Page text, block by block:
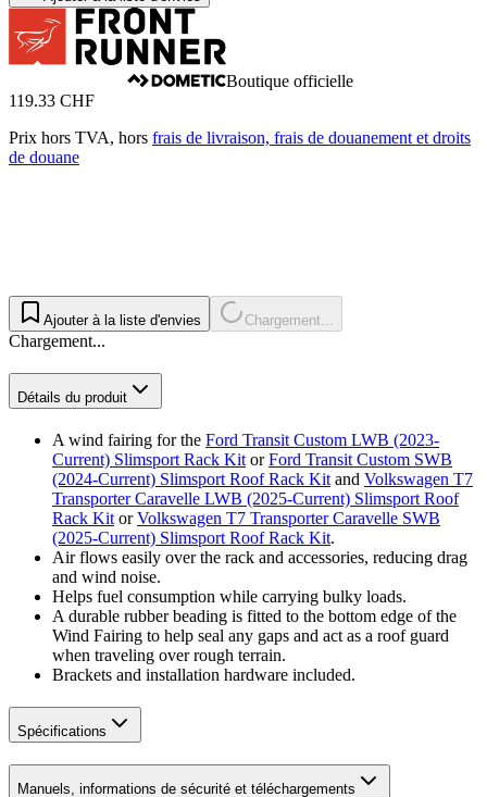
Boutique officielle
119.33 CHF
Prix hors TVA, hors frais de livraison, frais de douanement et droits
de douane
Ajouter à la liste d'envies Chargement...
Chargement...
Détails du produit
A wind fairing for the Ford Transit Custom LWB (2023-
Current) Slimsport Rack Kit orFord Transit Custom SWB
(2024-Current) Slimsport Roof Rack Kit and Volkswagen T7
Transporter Caravelle LWB (2025-Current) Slimsport Roof
Rack Kit orVolkswagen T7 Transporter Caravelle SWB
(2025-Current) Slimsport Roof Rack Kit.
Air flows easily over the rack and accessories, reducing drag
and wind noise.
Helps fuel consumption while carrying bulky loads.
A durable rubber beading is fitted to the bottom edge of the
Wind Fairing to help seal any gaps and act as a roof guard
when traveling over rough terrain.
Brackets and installation hardware included.
Spécifications
Manuels, informations de sécurité et téléchargements